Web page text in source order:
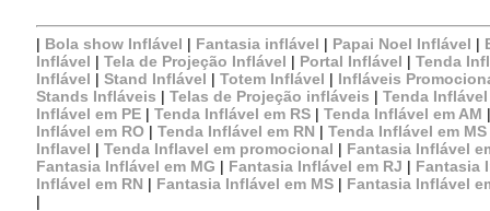
| Bola show Inflável | Fantasia inflável | Papai Noel Inflável |
Inflável | Tela de Projeção Inflável | Portal Inflável | Tenda
Inflável | Stand Inflável | Totem Inflável | Infláveis
Stands Infláveis | Telas de Projeção infláveis | Tenda Inflável
Inflável em PE | Tenda Inflável em RS | Tenda Inflável em AM
Inflável em RO | Tenda Inflável em RN | Tenda Inflável em MS
Inflavel | Tenda Inflavel em promocional | Fantasia Inflável
Fantasia Inflável em MG | Fantasia Inflável em RJ | Fantasia
Inflável em RN | Fantasia Inflável em MS | Fantasia Inflável
|